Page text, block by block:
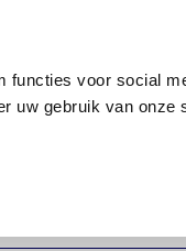
functies voor social
uw gebruik van onze